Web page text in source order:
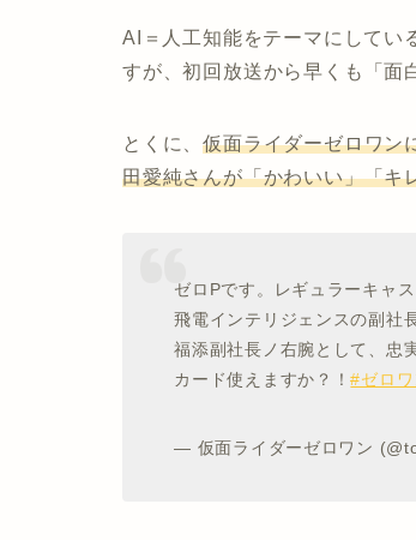
AI＝人工知能をテーマにしてい
すが、初回放送から早くも「面
とくに、仮面ライダーゼロワン
田愛純さんが「かわいい」「キ
ゼロPです。レギュラーキャス
飛電インテリジェンスの副社
福添副社長ノ右腕として、忠
カード使えますか？！#ゼロワ
— 仮面ライダーゼロワン